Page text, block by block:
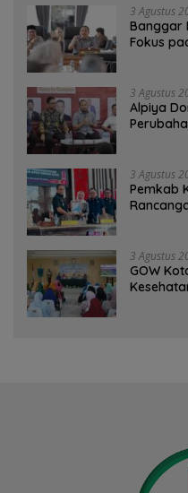
3 Agustus
‎Banggar
Fokus
3 Agustus
‎Alpiya
3 Agustus
Pemkab
3 Agustus
GOW